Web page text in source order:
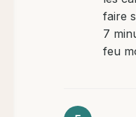
faire
7
feu